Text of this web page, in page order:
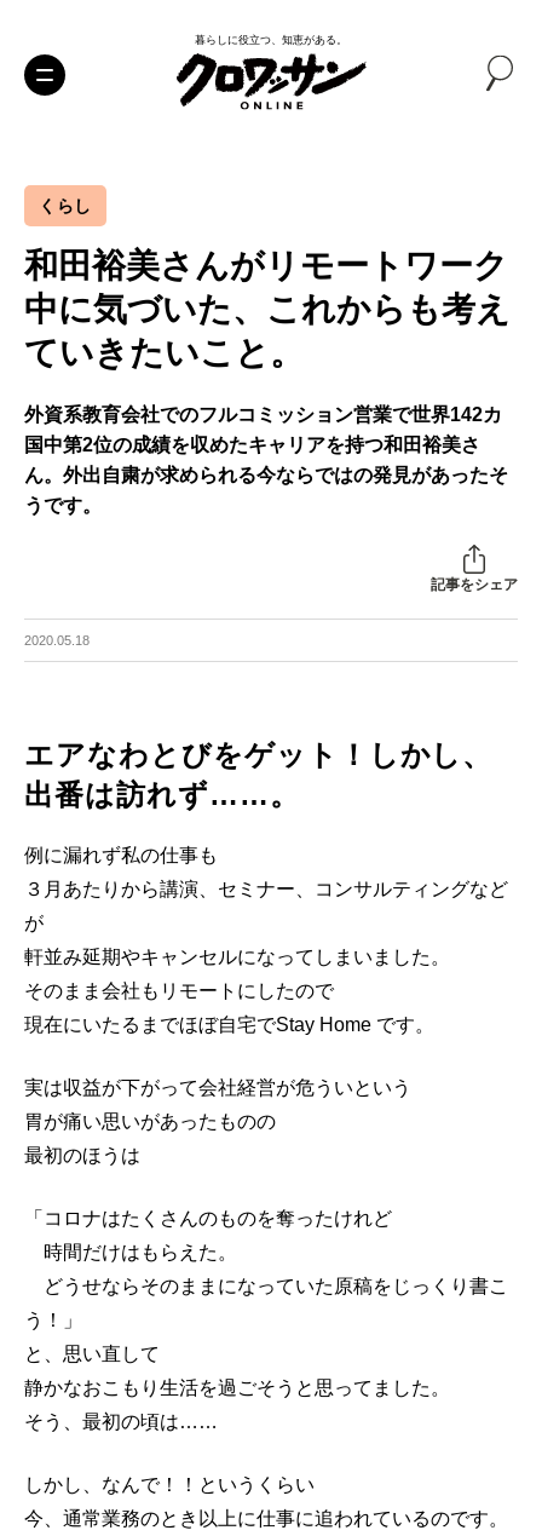
暮らしに役立つ、知恵がある。
くらし
和田裕美さんがリモートワーク
中に気づいた、これからも考え
ていきたいこと。
外資系教育会社でのフルコミッション営業で世界142カ
国中第2位の成績を収めたキャリアを持つ和田裕美さ
ん。外出自粛が求められる今ならではの発見があったそ
うです。
記事をシェア
2020.05.18
エアなわとびをゲット！しかし、
出番は訪れず……。
例に漏れず私の仕事も
３月あたりから講演、セミナー、コンサルティングなど
が
軒並み延期やキャンセルになってしまいました。
そのまま会社もリモートにしたので
現在にいたるまでほぼ自宅でStay Home です。
実は収益が下がって会社経営が危ういという
胃が痛い思いがあったものの
最初のほうは
「コロナはたくさんのものを奪ったけれど
時間だけはもらえた。
どうせならそのままになっていた原稿をじっくり書こ
う！」
と、思い直して
静かなおこもり生活を過ごそうと思ってました。
そう、最初の頃は……
しかし、なんで！！というくらい
今、通常業務のとき以上に仕事に追われているのです。